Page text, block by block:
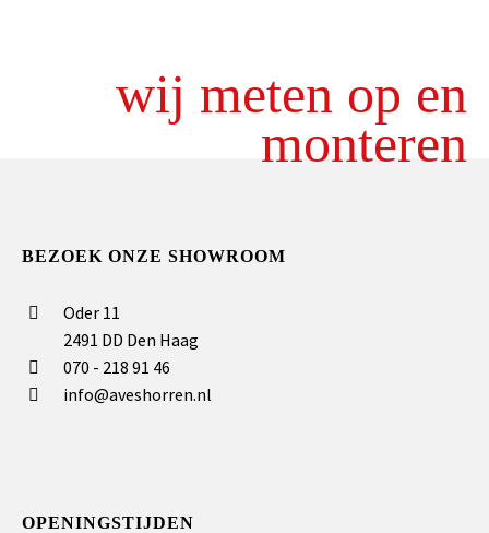
wij meten op en
monteren
BEZOEK ONZE SHOWROOM
Oder 11
2491 DD Den Haag
070 - 218 91 46
info@aveshorren.nl
OPENINGSTIJDEN